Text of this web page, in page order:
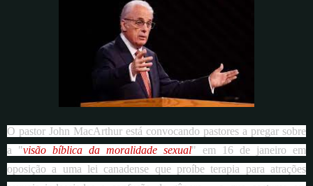
O pastor John MacArthur está convocando pastores a pregar sobre
a "visão bíblica da moralidade sexual" em 16 de janeiro em
oposição a uma lei canadense que proíbe terapia para atrações